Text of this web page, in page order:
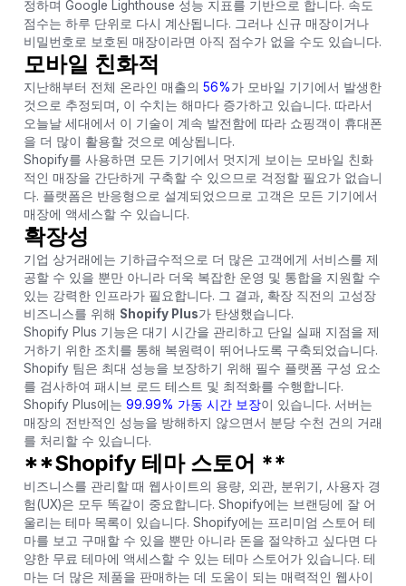
정하며 Google Lighthouse 성능 지표를 기반으로 합니다. 속도
점수는 하루 단위로 다시 계산됩니다. 그러나 신규 매장이거나
비밀번호로 보호된 매장이라면 아직 점수가 없을 수도 있습니다.
모바일 친화적
지난해부터 전체 온라인 매출의 56%가 모바일 기기에서 발생한
것으로 추정되며, 이 수치는 해마다 증가하고 있습니다. 따라서
오늘날 세대에서 이 기술이 계속 발전함에 따라 쇼핑객이 휴대폰
을 더 많이 활용할 것으로 예상됩니다.
Shopify를 사용하면 모든 기기에서 멋지게 보이는 모바일 친화
적인 매장을 간단하게 구축할 수 있으므로 걱정할 필요가 없습니
다. 플랫폼은 반응형으로 설계되었으므로 고객은 모든 기기에서
매장에 액세스할 수 있습니다.
확장성
기업 상거래에는 기하급수적으로 더 많은 고객에게 서비스를 제
공할 수 있을 뿐만 아니라 더욱 복잡한 운영 및 통합을 지원할 수
있는 강력한 인프라가 필요합니다. 그 결과, 확장 직전의 고성장
비즈니스를 위해 Shopify Plus가 탄생했습니다.
Shopify Plus 기능은 대기 시간을 관리하고 단일 실패 지점을 제
거하기 위한 조치를 통해 복원력이 뛰어나도록 구축되었습니다.
Shopify 팀은 최대 성능을 보장하기 위해 필수 플랫폼 구성 요소
를 검사하여 패시브 로드 테스트 및 최적화를 수행합니다.
Shopify Plus에는 99.99% 가동 시간 보장이 있습니다. 서버는
매장의 전반적인 성능을 방해하지 않으면서 분당 수천 건의 거래
를 처리할 수 있습니다.
**Shopify 테마 스토어 **
비즈니스를 관리할 때 웹사이트의 용량, 외관, 분위기, 사용자 경
험(UX)은 모두 똑같이 중요합니다. Shopify에는 브랜딩에 잘 어
울리는 테마 목록이 있습니다. Shopify에는 프리미엄 스토어 테
마를 보고 구매할 수 있을 뿐만 아니라 돈을 절약하고 싶다면 다
양한 무료 테마에 액세스할 수 있는 테마 스토어가 있습니다. 테
마는 더 많은 제품을 판매하는 데 도움이 되는 매력적인 웹사이